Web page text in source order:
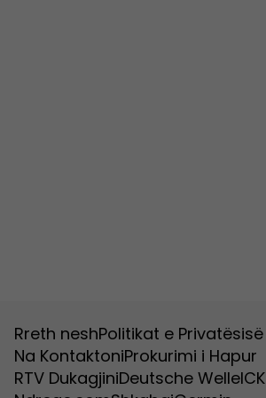
Rreth neshPolitikat e Privatësisë
Na KontaktoniProkurimi i Hapur
RTV DukagjiniDeutsche WelleICK